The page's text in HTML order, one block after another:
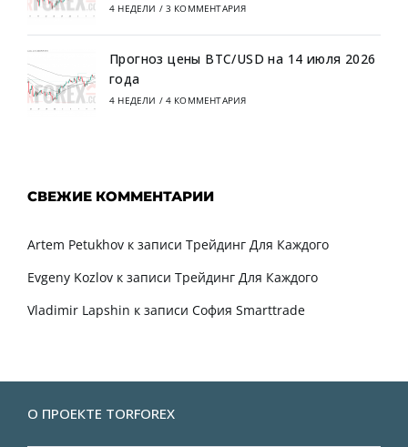
4 НЕДЕЛИ / 3 КОММЕНТАРИЯ
Прогноз цены BTC/USD на 14 июля 2026
года
4 НЕДЕЛИ / 4 КОММЕНТАРИЯ
СВЕЖИЕ КОММЕНТАРИИ
Artem Petukhov к записи Трейдинг Для Каждого
Evgeny Kozlov к записи Трейдинг Для Каждого
Vladimir Lapshin к записи София Smarttrade
О ПРОЕКТЕ TORFOREX